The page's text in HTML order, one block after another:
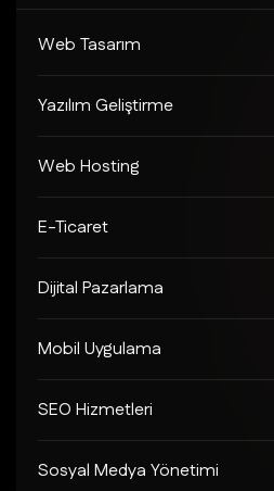
Web Tasarım
Yazılım Geliştirme
Web Hosting
E-Ticaret
Dijital Pazarlama
Mobil Uygulama
SEO Hizmetleri
Sosyal Medya Yönetimi